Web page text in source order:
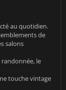
au quotidien.
de
salons
randonnée, le
touche vintage